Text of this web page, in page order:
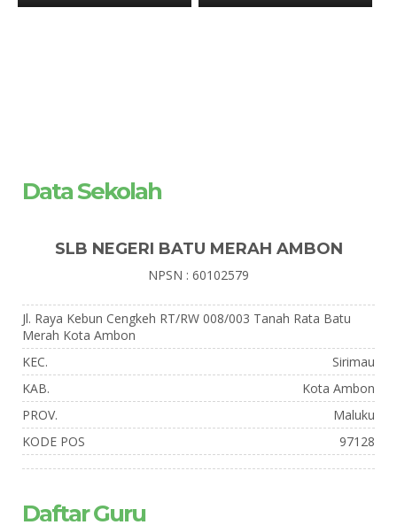
Data Sekolah
SLB NEGERI BATU MERAH AMBON
NPSN : 60102579
Jl. Raya Kebun Cengkeh RT/RW 008/003 Tanah Rata Batu
Merah Kota Ambon
KEC.
Sirimau
KAB.
Kota Ambon
PROV.
Maluku
KODE POS
97128
Daftar Guru